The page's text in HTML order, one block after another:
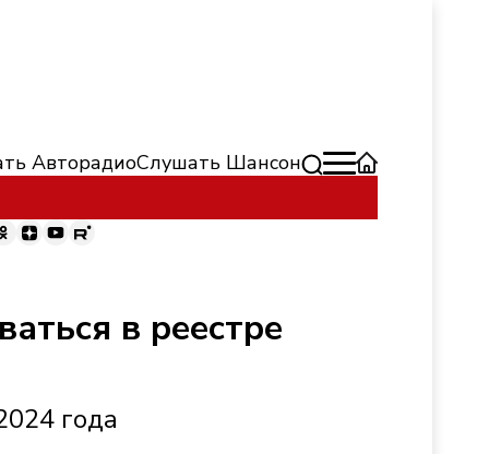
АвторадиоСлушать Шансон
в реестре
года